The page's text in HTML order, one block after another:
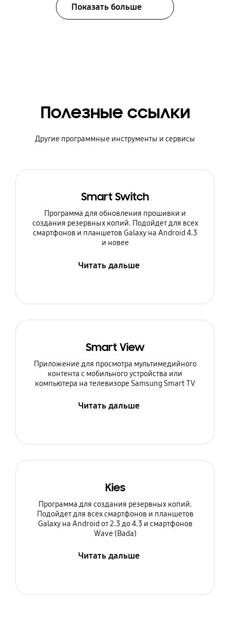
Показать больше
Полезные ссылки
Другие программные инструменты и сервисы
Smart Switch
Программа для обновления прошивки и
создания резервных копий. Подойдет для всех
смартфонов и планшетов Galaxy на Android 4.3
и новее
Читать дальше
Smart View
Приложение для просмотра мультимедийного
контента с мобильного устройства или
компьютера на телевизоре Samsung Smart TV
Читать дальше
Kies
Программа для создания резервных копий.
Подойдет для всех смартфонов и планшетов
Galaxy на Android от 2.3 до 4.3 и смартфонов
Wave (Bada)
Читать дальше